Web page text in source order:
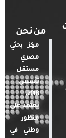
من نحن
مركز بحثي
مصري
مستقل
تأسس
2018.
يعتمد على
منظور
وطني في